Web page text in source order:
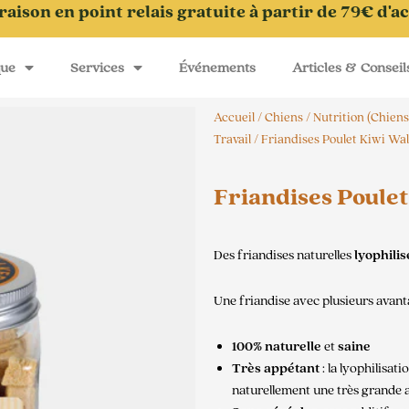
en point relais gratuite à partir de 79€
Services Événements Articles &
Accueil/Chiens/Nutrition
Travail/ Friandises Poulet Kiwi
Friandises
Des friandises naturellesl
Une friandise avec plusieurs
100% naturelle etsaine
Très appétant: la
naturellement une très grande